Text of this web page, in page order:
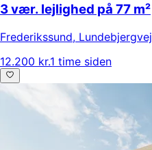
3 vær. lejlighed på 77 m²
Frederikssund, Lundebjergvej
12.200 kr.1 time siden